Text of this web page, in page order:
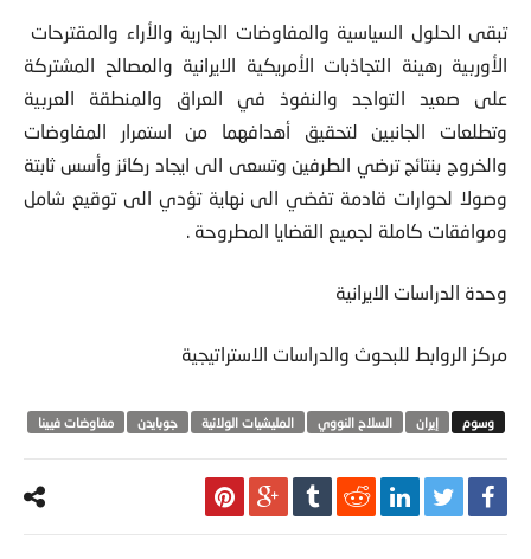
تبقى الحلول السياسية والمفاوضات الجارية والأراء والمقترحات
الأوربية رهينة التجاذبات الأمريكية الايرانية والمصالح المشتركة
على صعيد التواجد والنفوذ في العراق والمنطقة العربية
وتطلعات الجانبين لتحقيق أهدافهما من استمرار المفاوضات
والخروج بنتائج ترضي الطرفين وتسعى الى ايجاد ركائز وأسس ثابتة
وصولا لحوارات قادمة تفضي الى نهاية تؤدي الى توقيع شامل
وموافقات كاملة لجميع القضايا المطروحة .
وحدة الدراسات الايرانية
مركز الروابط للبحوث والدراسات الاستراتيجية
‫‏إيران السلاح النووي المليشيات الولائية جوبايدن مفاوضات فيينا